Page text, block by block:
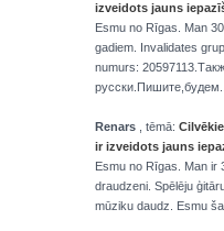
izveidots jauns
Esmu no Rīgas. Man
gadiem. Invalidates
numurs:
русски.Пишите,будем...
Renars , tēmā:
ir izveidots jauns
Esmu no Rīgas. Man ir
draudzeni. Spēlēju
mūziku daudz. Esmu